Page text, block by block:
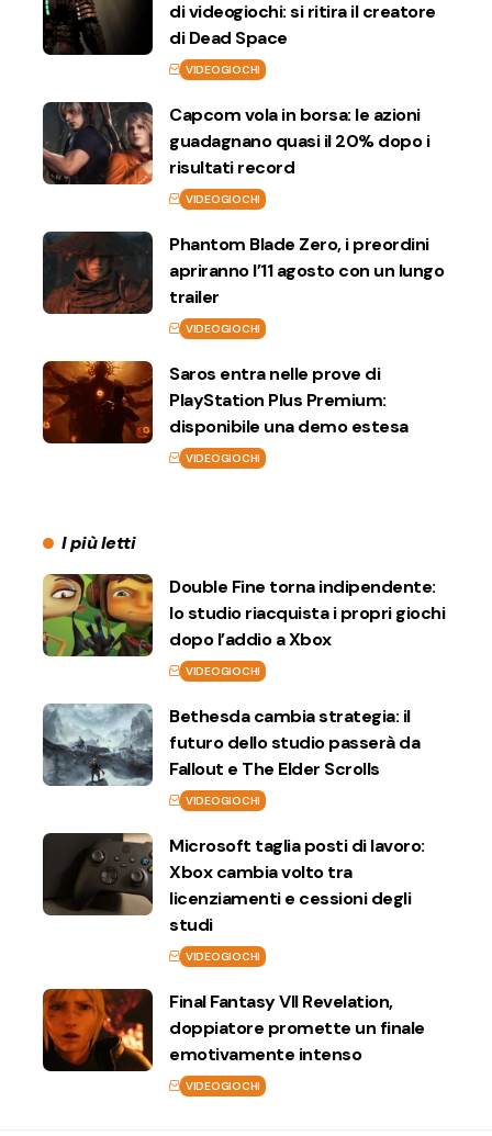
di videogiochi: si ritira il creatore
di Dead Space
VIDEOGIOCHI
Capcom vola in borsa: le azioni
guadagnano quasi il 20% dopo i
risultati record
VIDEOGIOCHI
Phantom Blade Zero, i preordini
apriranno l’11 agosto con un lungo
trailer
VIDEOGIOCHI
Saros entra nelle prove di
PlayStation Plus Premium:
disponibile una demo estesa
VIDEOGIOCHI
I più letti
Double Fine torna indipendente:
lo studio riacquista i propri giochi
dopo l’addio a Xbox
VIDEOGIOCHI
Bethesda cambia strategia: il
futuro dello studio passerà da
Fallout e The Elder Scrolls
VIDEOGIOCHI
Microsoft taglia posti di lavoro:
Xbox cambia volto tra
licenziamenti e cessioni degli
studi
VIDEOGIOCHI
Final Fantasy VII Revelation,
doppiatore promette un finale
emotivamente intenso
VIDEOGIOCHI